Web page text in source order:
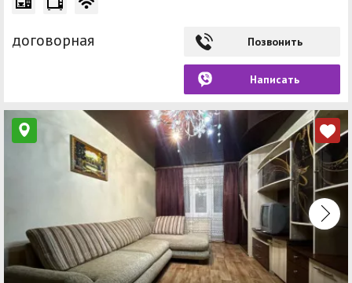
договорная Позвонить
Написать